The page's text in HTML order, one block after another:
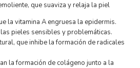
que suaviza y relaja la piel
la vitamina A engruesa la epidermis.
pieles sensibles y problemáticas.
que inhibe la formación de radicales
la formación de colágeno junto a la